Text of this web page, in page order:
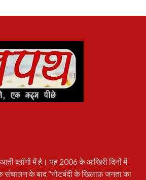
ब्लॉगों में है। यह 2006 के आखिरी दिनों में
के बाद “नोटबंदी के खिलाफ़ जनता का